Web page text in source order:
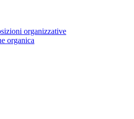
organizzative
organica